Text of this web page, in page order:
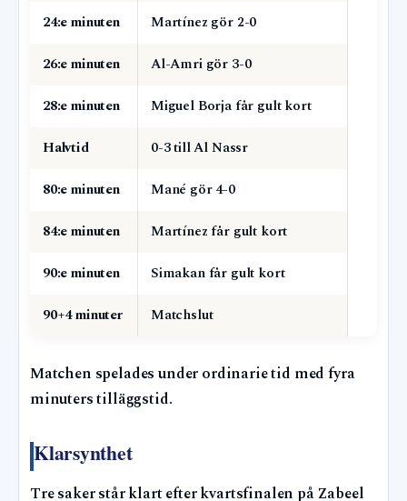
24:e minuten
Martínez gör 2-0
26:e minuten
Al-Amri gör 3-0
28:e minuten
Miguel Borja får gult kort
Halvtid
0-3 till Al Nassr
80:e minuten
Mané gör 4-0
84:e minuten
Martínez får gult kort
90:e minuten
Simakan får gult kort
90+4 minuter
Matchslut
Matchen spelades under ordinarie tid med fyra
minuters tilläggstid.
Klarsynthet
Tre saker står klart efter kvartsfinalen på Zabeel